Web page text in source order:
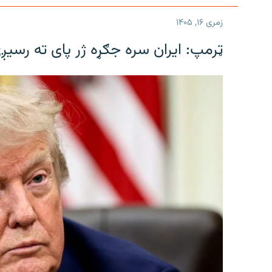
زمری ۱۶, ۱۴۰۵
ټرمپ: ایران سره جګړه ژر پای ته